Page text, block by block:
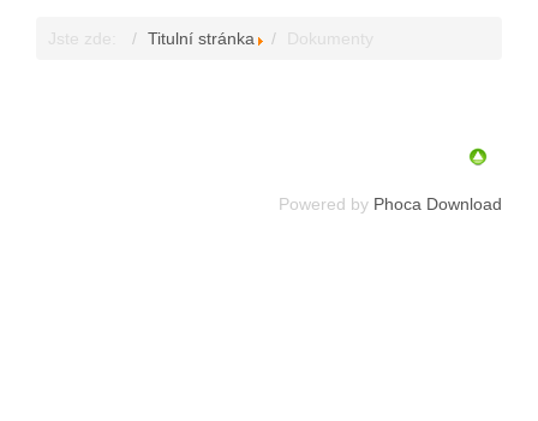
Jste zde: Titulní stránka Dokumenty
Powered by Phoca Download